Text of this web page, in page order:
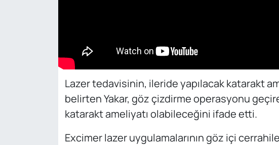
Lazer tedavisinin, ileride yapılacak katarakt
belirten Yakar, göz çizdirme operasyonu
katarakt ameliyatı olabileceğini ifade etti.
Excimer lazer uygulamalarının göz içi